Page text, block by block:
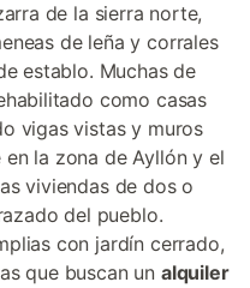
de la sierra norte,
de leña y corrales
establo. Muchas de
como casas
vigas vistas y muros
la zona de Ayllón y el
viviendas de dos o
del pueblo.
con jardín cerrado,
que buscan un alquiler